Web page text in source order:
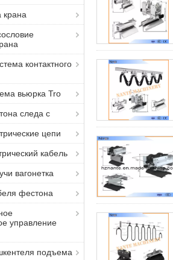
крана
контактного
вьюрка Tro
следа c
цепи
кабель
вагонетка
фестона
управление
подъема